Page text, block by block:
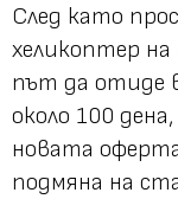
След като
хеликоптер
път да отиде
около 100
новата
подмяна на